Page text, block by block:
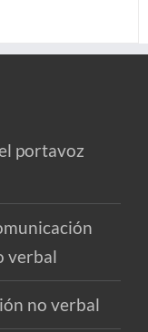
portavoz
verbal
no verbal